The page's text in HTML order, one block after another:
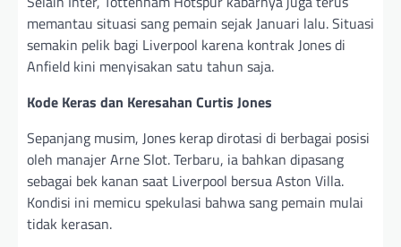
memantau situasi sang pemain sejak Januari lalu. Situasi
semakin pelik bagi Liverpool karena kontrak Jones di
Anfield kini menyisakan satu tahun saja.
Kode Keras dan Keresahan Curtis Jones
Sepanjang musim, Jones kerap dirotasi di berbagai posisi
oleh manajer Arne Slot. Terbaru, ia bahkan dipasang
sebagai bek kanan saat Liverpool bersua Aston Villa.
Kondisi ini memicu spekulasi bahwa sang pemain mulai
tidak kerasan.